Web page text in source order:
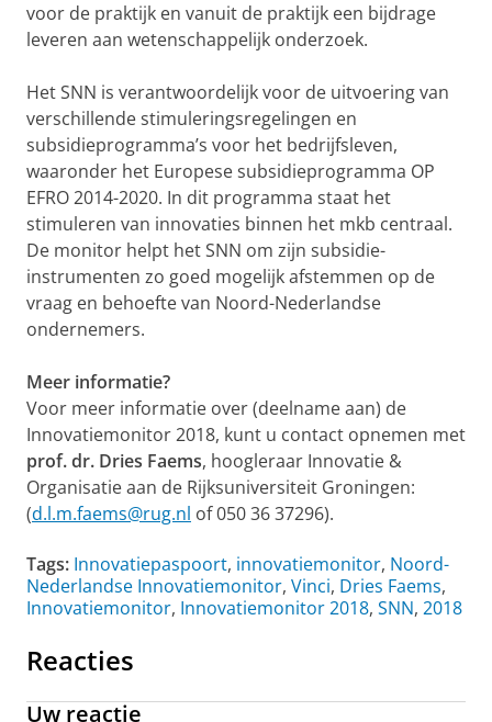
voor de praktijk en vanuit de praktijk een bijdrage
leveren aan wetenschappelijk onderzoek.
Het SNN is verantwoordelijk voor de uitvoering van
verschillende stimuleringsregelingen en
subsidieprogramma’s voor het bedrijfsleven,
waaronder het Europese subsidieprogramma OP
EFRO 2014-2020. In dit programma staat het
stimuleren van innovaties binnen het mkb centraal.
De monitor helpt het SNN om zijn subsidie-
instrumenten zo goed mogelijk afstemmen op de
vraag en behoefte van Noord-Nederlandse
ondernemers.
Meer informatie?
Voor meer informatie over (deelname aan) de
Innovatiemonitor 2018, kunt u contact opnemen met
prof. dr. Dries Faems, hoogleraar Innovatie &
Organisatie aan de Rijksuniversiteit Groningen:
(d.l.m.faems@rug.nl of 050 36 37296).
Tags: Innovatiepaspoort, innovatiemonitor, Noord-
Nederlandse Innovatiemonitor, Vinci, Dries Faems,
Innovatiemonitor, Innovatiemonitor 2018, SNN, 2018
Reacties
Uw reactie